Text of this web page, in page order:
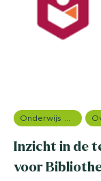
Inzicht in de
voor